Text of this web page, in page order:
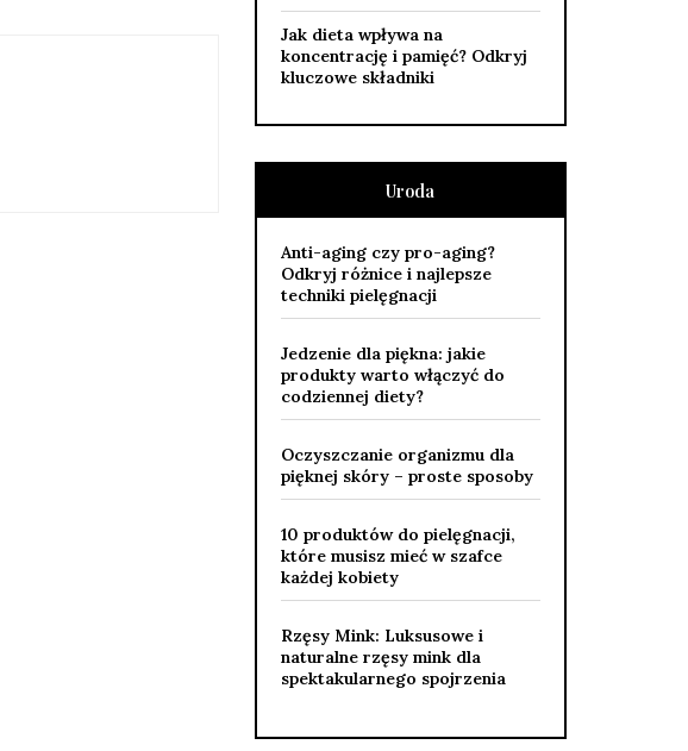
Jak dieta wpływa na
koncentrację i pamięć? Odkryj
kluczowe składniki
Uroda
Anti-aging czy pro-aging?
Odkryj różnice i najlepsze
techniki pielęgnacji
Jedzenie dla piękna: jakie
produkty warto włączyć do
codziennej diety?
Oczyszczanie organizmu dla
pięknej skóry – proste sposoby
10 produktów do pielęgnacji,
które musisz mieć w szafce
każdej kobiety
Rzęsy Mink: Luksusowe i
naturalne rzęsy mink dla
spektakularnego spojrzenia